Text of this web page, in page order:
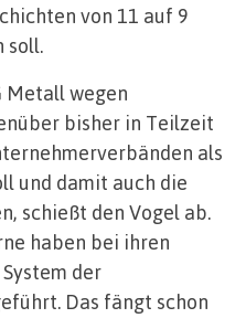
von 11 auf 9
soll.
Metall wegen
bisher in Teilzeit
als
und damit auch die
schießt den Vogel ab.
haben bei ihren
der
Das fängt schon